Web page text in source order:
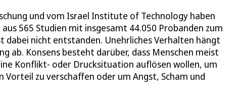
und vom Israel Institute of Technology haben
565 Studien mit insgesamt 44.050 Probanden zum
dabei nicht entstanden. Unehrliches Verhalten hängt
ab. Konsens besteht darüber, dass Menschen meist
Konflikt- oder Drucksituation auflösen wollen, um
zu verschaffen oder um Angst, Scham und